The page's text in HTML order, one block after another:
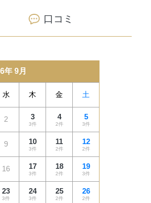
口コミ
年 9月
水 木 金 土
2 3
3件
4
2件
5
3件
9 10
3件
11
2件
12
2件
16 17
3件
18
2件
19
3件
23
3件
24
3件
25
2件
26
2件